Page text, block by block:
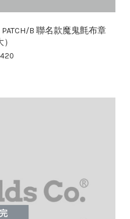
PATCH/B 聯名款魔鬼氈布章
）